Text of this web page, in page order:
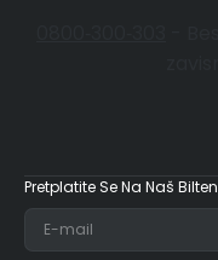
Pretplatite Se Na Naš